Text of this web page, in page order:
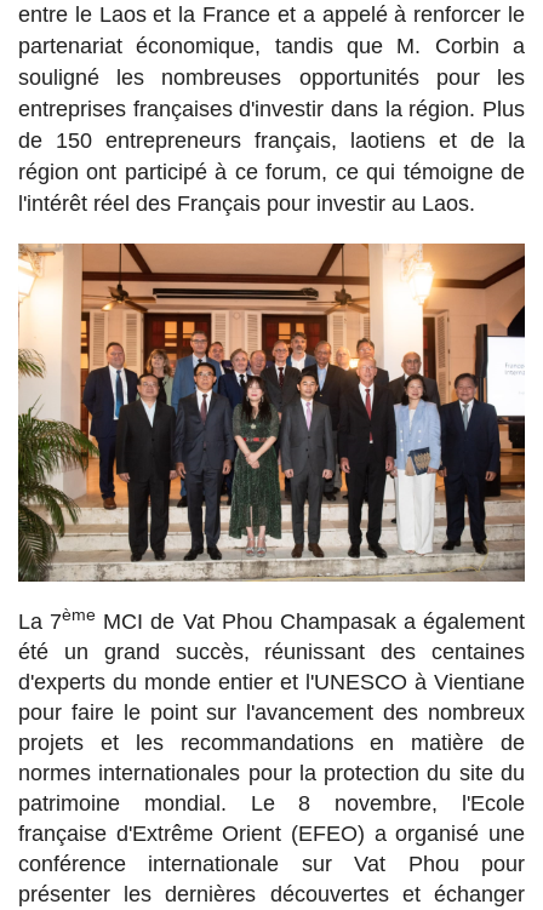
entre le Laos et la France et a appelé à renforcer le
partenariat économique, tandis que M. Corbin a
souligné les nombreuses opportunités pour les
entreprises françaises d'investir dans la région. Plus
de 150 entrepreneurs français, laotiens et de la
région ont participé à ce forum, ce qui témoigne de
l'intérêt réel des Français pour investir au Laos.
La 7ème MCI de Vat Phou Champasak a également
été un grand succès, réunissant des centaines
d'experts du monde entier et l'UNESCO à Vientiane
pour faire le point sur l'avancement des nombreux
projets et les recommandations en matière de
normes internationales pour la protection du site du
patrimoine mondial. Le 8 novembre, l'Ecole
française d'Extrême Orient (EFEO) a organisé une
conférence internationale sur Vat Phou pour
présenter les dernières découvertes et échanger